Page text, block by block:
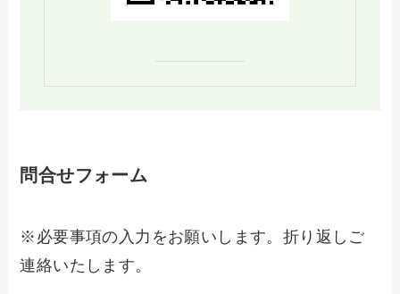
問合せフォーム
※必要事項の入力をお願いします。折り返しご
連絡いたします。